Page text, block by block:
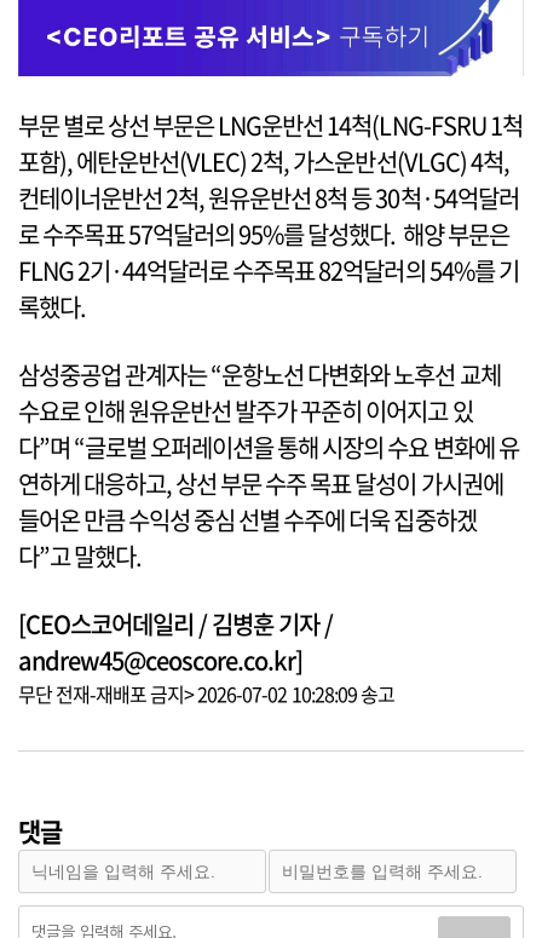
부문 별로 상선 부문은 LNG운반선 14척(LNG-FSRU 1척
포함), 에탄운반선(VLEC) 2척, 가스운반선(VLGC) 4척,
컨테이너운반선 2척, 원유운반선 8척 등 30척·54억달러
로 수주목표 57억달러의 95%를 달성했다. 해양 부문은
FLNG 2기·44억달러로 수주목표 82억달러의 54%를 기
록했다.
삼성중공업 관계자는 “운항노선 다변화와 노후선 교체
수요로 인해 원유운반선 발주가 꾸준히 이어지고 있
다”며 “글로벌 오퍼레이션을 통해 시장의 수요 변화에 유
연하게 대응하고, 상선 부문 수주 목표 달성이 가시권에
들어온 만큼 수익성 중심 선별 수주에 더욱 집중하겠
다”고 말했다.
[CEO스코어데일리 / 김병훈 기자 /
andrew45@ceoscore.co.kr]
무단 전재-재배포 금지> 2026-07-02 10:28:09 송고
댓글